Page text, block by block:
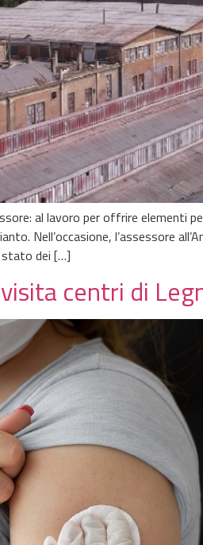
al lavoro per offrire elementi
Nell’occasione, l’assessore
stato dei […]
centri di